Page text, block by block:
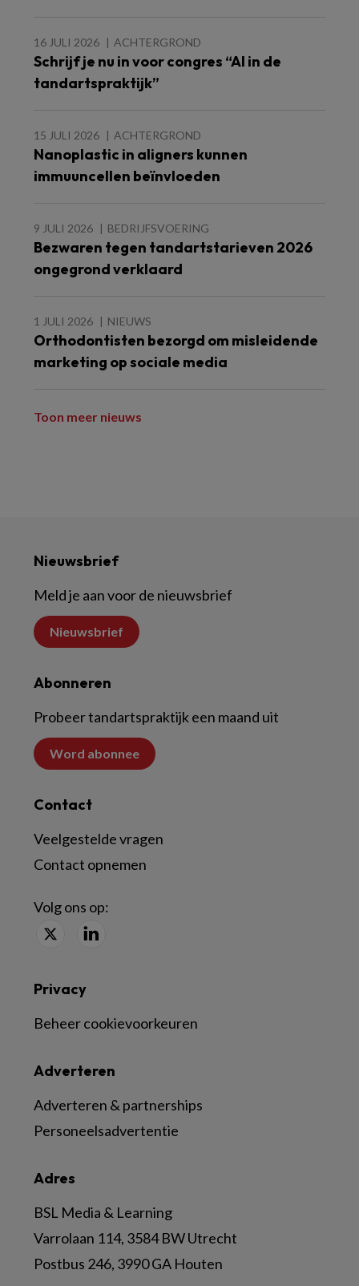
16 JULI 2026 ACHTERGROND
Schrijf je nu in voor congres “AI in de
tandartspraktijk”
15 JULI 2026 ACHTERGROND
Nanoplastic in aligners kunnen
immuuncellen beïnvloeden
9 JULI 2026 BEDRIJFSVOERING
Bezwaren tegen tandartstarieven 2026
ongegrond verklaard
1 JULI 2026 NIEUWS
Orthodontisten bezorgd om misleidende
marketing op sociale media
Toon meer nieuws
Nieuwsbrief
Meld je aan voor de nieuwsbrief
Nieuwsbrief
Abonneren
Probeer tandartspraktijk een maand uit
Word abonnee
Contact
Veelgestelde vragen
Contact opnemen
Volg ons op:
Adres
BSL Media & Learning
Varrolaan 114, 3584 BW Utrecht
Postbus 246, 3990 GA Houten
Adverteren
Adverteren & partnerships
Personeelsadvertentie
Privacy
Beheer cookievoorkeuren